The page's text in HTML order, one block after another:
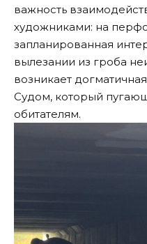
важность
художниками: на
запланированная
вылезании из гроба
возникает
Судом, который
обитателям.